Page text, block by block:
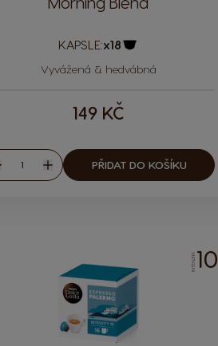
KAPSLE:x18
Vyvážená & hedvábná
149 KČ
Množství
Zvýšit
PŘIDAT DO KOŠÍKU
INTENZITA10